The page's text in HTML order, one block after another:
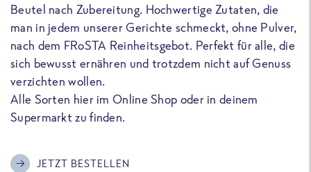
Beutel nach Zubereitung. Hochwertige Zutaten, die
man in jedem unserer Gerichte schmeckt, ohne Pulver,
nach dem FRoSTA Reinheitsgebot. Perfekt für alle, die
sich bewusst ernähren und trotzdem nicht auf Genuss
verzichten wollen.
Alle Sorten hier im Online Shop oder in deinem
Supermarkt zu finden.
JETZT BESTELLEN